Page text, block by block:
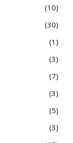
10
30
1
3
7
3
5
3